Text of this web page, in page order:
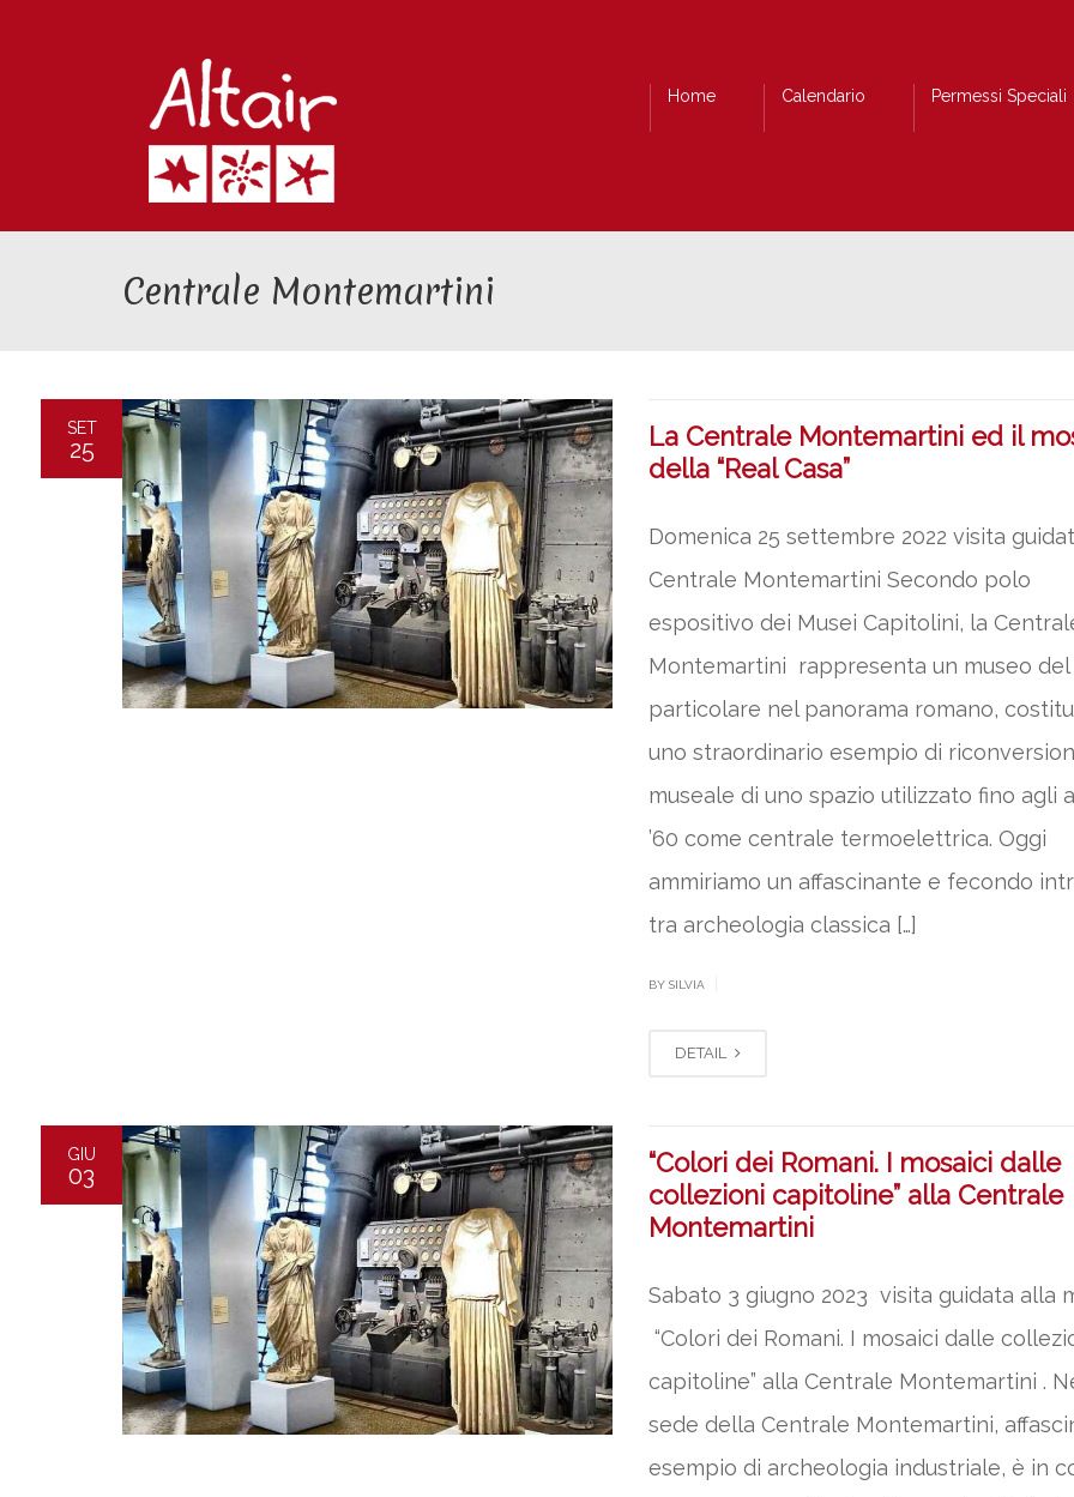
Home Calendario Permessi Speciali
Centrale Montemartini
SET
25
La Centrale Montemartini ed il
della “Real Casa”
Domenica 25 settembre 2022 visita
Centrale Montemartini Secondo polo
espositivo dei Musei Capitolini, la
Montemartini rappresenta un museo
particolare nel panorama romano,
uno straordinario esempio di
museale di uno spazio utilizzato fino agli
’60 come centrale termoelettrica. Oggi
ammiriamo un affascinante e fecondo
tra archeologia classica […]
BY SILVIA
DETAIL
GIU
03
“Colori dei Romani. I mosaici dalle
collezioni capitoline” alla Centrale
Montemartini
Sabato 3 giugno 2023 visita guidata alla
“Colori dei Romani. I mosaici dalle
capitoline” alla Centrale Montemartini .
sede della Centrale Montemartini,
esempio di archeologia industriale, è in